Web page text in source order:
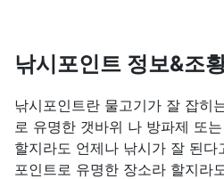
낚시포인트 정보&조
낚시포인트란 물고기가 잘 잡히
로 유명한 갯바위 나 방파제 또
할지라도 언제나 낚시가 잘 된다
포인트로 유명한 장소라 할지라